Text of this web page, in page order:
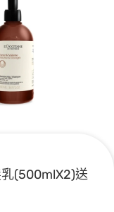
乳(500mlX2)送